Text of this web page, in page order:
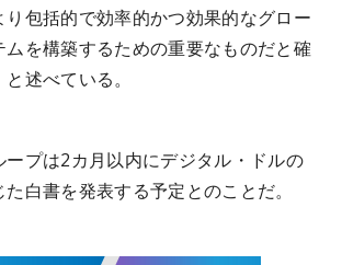
り包括的で効率的かつ効果的なグロー
を構築するための重要なものだと確
述べている。
ープは2カ月以内にデジタル・ドルの
白書を発表する予定とのことだ。